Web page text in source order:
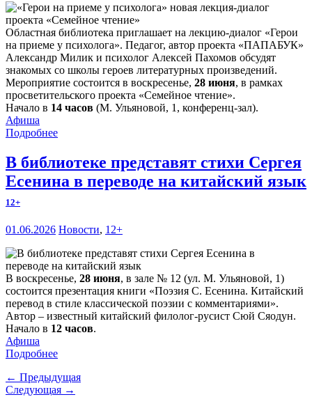
Областная библиотека приглашает на лекцию-диалог «Герои
на приеме у психолога». Педагог, автор проекта «ПАПАБУК»
Александр Милик и психолог Алексей Пахомов обсудят
знакомых со школы героев литературных произведений.
Мероприятие состоится в воскресенье, 28 июня, в рамках
просветительского проекта «Семейное чтение».
Начало в 14 часов (М. Ульяновой, 1, конференц-зал).
Афиша
Подробнее
В библиотеке представят стихи Сергея
Есенина в переводе на китайский язык
12+
01.06.2026 Новости, 12+
В воскресенье, 28 июня, в зале № 12 (ул. М. Ульяновой, 1)
состоится презентация книги «Поэзия С. Есенина. Китайский
перевод в стиле классической поэзии с комментариями».
Автор – известный китайский филолог-русист Сюй Сяодун.
Начало в 12 часов.
Афиша
Подробнее
← Предыдущая
Следующая →